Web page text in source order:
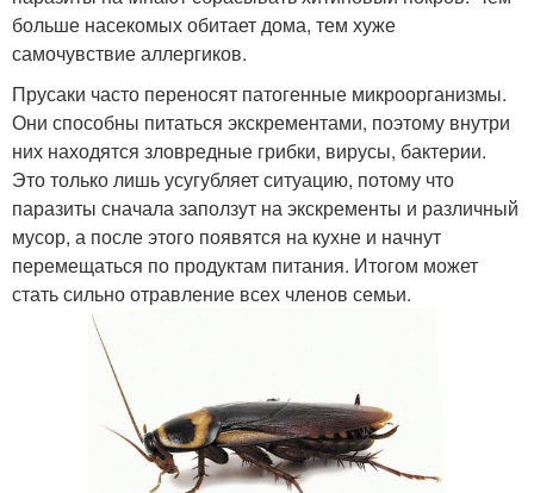
больше насекомых обитает дома, тем хуже
самочувствие аллергиков.
Прусаки часто переносят патогенные микроорганизмы.
Они способны питаться экскрементами, поэтому внутри
них находятся зловредные грибки, вирусы, бактерии.
Это только лишь усугубляет ситуацию, потому что
паразиты сначала заползут на экскременты и различный
мусор, а после этого появятся на кухне и начнут
перемещаться по продуктам питания. Итогом может
стать сильно отравление всех членов семьи.